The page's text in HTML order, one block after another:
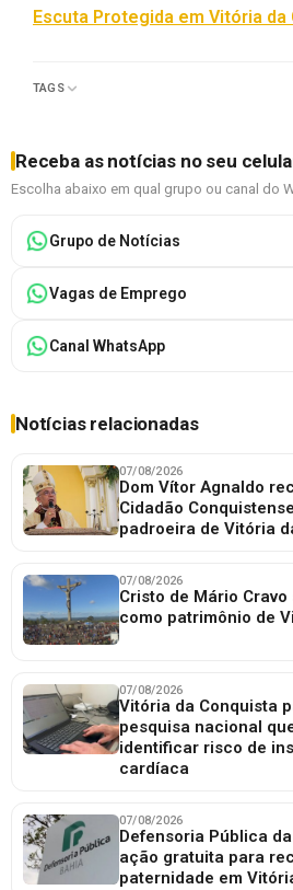
Escuta Protegida em Vitória da
TAGS
Receba as notícias no seu
Escolha abaixo em qual grupo ou canal do
Grupo de Notícias
Vagas de Emprego
Canal WhatsApp
Notícias relacionadas
07/08/2026
Dom Vítor Agnaldo
Cidadão
padroeira de Vitória
07/08/2026
Cristo de Mário
como patrimônio de
07/08/2026
Vitória da Conquista
pesquisa nacional
identificar risco de
cardíaca
07/08/2026
Defensoria Pública
ação gratuita para
paternidade em